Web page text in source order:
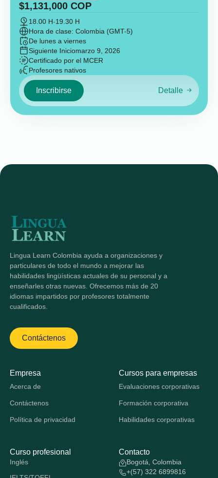
$1,131,000 COP
18.00 H-19.30 H
Hora de clase: Colombia (GMT-5)
De lunes a viernes
Siguiente Iniciomarzo 9, 2026
Certificado por el MCER
Profesores nativos
Inscribirse Detalle
Lingua Learn Colombia ayuda a organizaciones y
particulares de todo el mundo a mejorar las
habilidades lingüísticas actuales de su personal y a
enseñarles otras nuevas. Ofrecemos más de 20
idiomas impartidos por profesores totalmente
cualificados.
Contáctenos
Empresa
Acerca de
Contáctenos
Política de privacidad
Cursos para empresas
Evaluaciones corporativas
Formación corporativa
Habilidades corporativas
Curso profesional
Inglés
Contacto
Bogotá, Colombia
+(57) 322 6899816